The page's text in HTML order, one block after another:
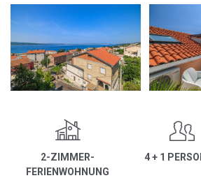
2-ZIMMER-
FERIENWOHNUNG
4 + 1